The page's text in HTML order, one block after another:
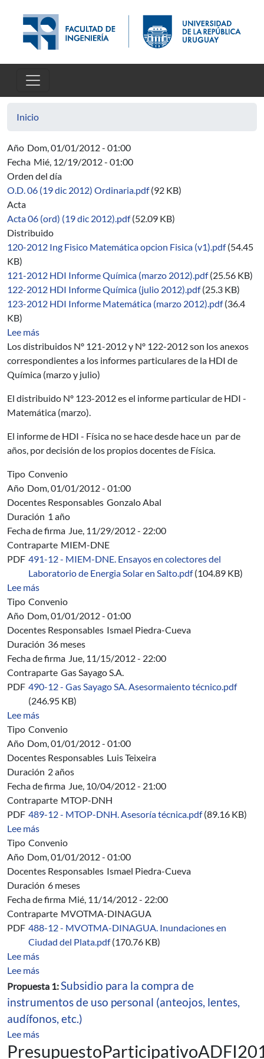
Inicio
Año Dom, 01/01/2012 - 01:00
Fecha Mié, 12/19/2012 - 01:00
Orden del día
O.D. 06 (19 dic 2012) Ordinaria.pdf (92 KB)
Acta
Acta 06 (ord) (19 dic 2012).pdf (52.09 KB)
Distribuido
120-2012 Ing Fisico Matemática opcion Fisica (v1).pdf (54.45
KB)
121-2012 HDI Informe Química (marzo 2012).pdf (25.56 KB)
122-2012 HDI Informe Química (julio 2012).pdf (25.3 KB)
123-2012 HDI Informe Matemática (marzo 2012).pdf (36.4
KB)
Lee mássobre 06/2012-2014
Los distribuidos Nº 121-2012 y Nº 122-2012 son los anexos
correspondientes a los informes particulares de la HDI de
Química (marzo y julio)
El distribuido Nº 123-2012 es el informe particular de HDI -
Matemática (marzo).
El informe de HDI - Física no se hace desde hace un par de
años, por decisión de los propios docentes de Física.
Tipo Convenio
Año Dom, 01/01/2012 - 01:00
Docentes Responsables Gonzalo Abal
Duración 1 año
Fecha de firma Jue, 11/29/2012 - 22:00
Contraparte MIEM-DNE
PDF 491-12 - MIEM-DNE. Ensayos en colectores del
Laboratorio de Energia Solar en Salto.pdf (104.89 KB)
Lee mássobre 491/12 - MIEM-DNE. Ensayos térmicos de
Tipo Convenio
Año Dom, 01/01/2012 - 01:00
Docentes Responsables Ismael Piedra-Cueva
Duración 36 meses
Fecha de firma Jue, 11/15/2012 - 22:00
Contraparte Gas Sayago S.A.
PDF 490-12 - Gas Sayago SA. Asesormaiento técnico.pdf
(246.95 KB)
Lee mássobre 490/12 - Gas Sayago S.A. - Convenio de
Tipo Convenio
Año Dom, 01/01/2012 - 01:00
Docentes Responsables Luis Teixeira
Duración 2 años
Fecha de firma Jue, 10/04/2012 - 21:00
Contraparte MTOP-DNH
PDF 489-12 - MTOP-DNH. Asesoría técnica.pdf (89.16 KB)
Lee mássobre 489/12 - MTOP-DNH. Convenio Específico de
Tipo Convenio
Año Dom, 01/01/2012 - 01:00
Docentes Responsables Ismael Piedra-Cueva
Duración 6 meses
Fecha de firma Mié, 11/14/2012 - 22:00
Contraparte MVOTMA-DINAGUA
PDF 488-12 - MVOTMA-DINAGUA. Inundaciones en
Ciudad del Plata.pdf (170.76 KB)
Lee mássobre 488/12 - MVOTMA-DINAGUA. Estudio de
Lee mássobre Presupuesto Participativo ADFI 2012
Propuesta 1:Subsidio para la compra de
instrumentos de uso personal (anteojos, lentes,
audífonos, etc.)
Lee mássobre Presupuesto Participativo ADFI 2012